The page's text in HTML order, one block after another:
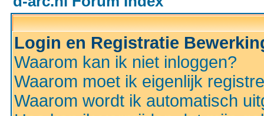
Login en Registratie
Waarom kan ik niet inloggen?
Waarom moet ik eigenlijk
Waarom wordt ik automatisch